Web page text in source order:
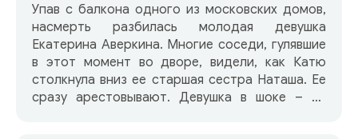
Упав с балкона одного из московских домов,
насмерть разбилась молодая девушка
Екатерина Аверкина. Многие соседи, гулявшие
в этот момент во дворе, видели, как Катю
столкнула вниз ее старшая сестра Наташа. Ее
сразу арестовывают. Девушка в шоке – во